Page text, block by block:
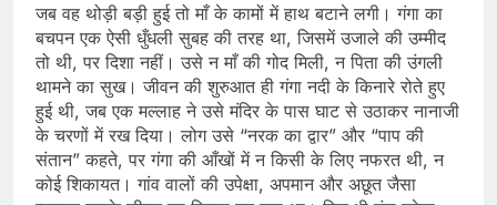
जब वह थोड़ी बड़ी हुई तो माँ के कामों में हाथ बटाने लगी। गंगा का
बचपन एक ऐसी धुँधली सुबह की तरह था, जिसमें उजाले की उम्मीद
तो थी, पर दिशा नहीं। उसे न माँ की गोद मिली, न पिता की उंगली
थामने का सुख। जीवन की शुरुआत ही गंगा नदी के किनारे रोते हुए
हुई थी, जब एक मल्लाह ने उसे मंदिर के पास घाट से उठाकर नानाजी
के चरणों में रख दिया। लोग उसे “नरक का द्वार” और “पाप की
संतान” कहते, पर गंगा की आँखों में न किसी के लिए नफरत थी, न
कोई शिकायत। गांव वालों की उपेक्षा, अपमान और अछूत जैसा